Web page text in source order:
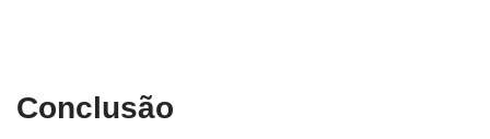
Conclusão